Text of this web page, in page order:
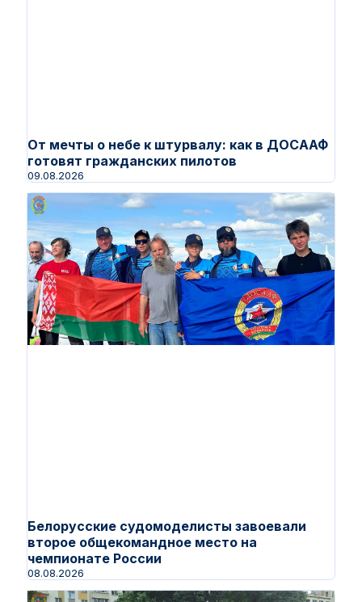
От мечты о небе к штурвалу: как в ДОСААФ
готовят гражданских пилотов
09.08.2026
Белорусские судомоделисты завоевали
второе общекомандное место на
чемпионате России
08.08.2026